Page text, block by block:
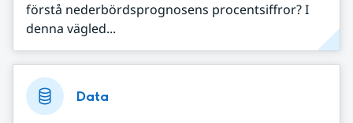
förstå nederbördsprognosens procentsiffror? I
denna vägled...
Data